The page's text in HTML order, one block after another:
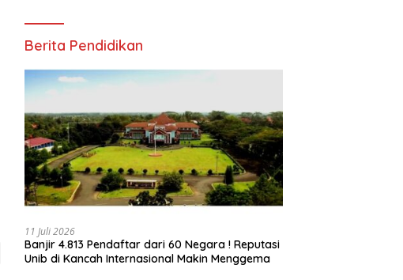
Berita Pendidikan
11 Juli 2026
Banjir 4.813 Pendaftar dari 60 Negara ! Reputasi
Unib di Kancah Internasional Makin Menggema